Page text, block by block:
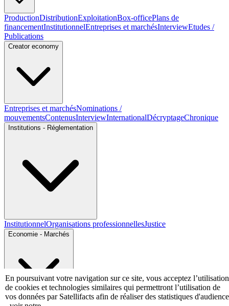
ProductionDistributionExploitationBox-officePlans de
financementInstitutionnelEntreprises et marchésInterviewEtudes /
Publications
Creator economy
Entreprises et marchésNominations /
mouvementsContenusInterviewInternationalDécryptageChronique
Institutions - Réglementation
InstitutionnelOrganisations professionnellesJustice
Economie - Marchés
En poursuivant votre navigation sur ce site, vous acceptez l’utilisation
de cookies et technologies similaires qui permettront l’utilisation de
vos données par Satellifacts afin de réaliser des statistiques d'audience